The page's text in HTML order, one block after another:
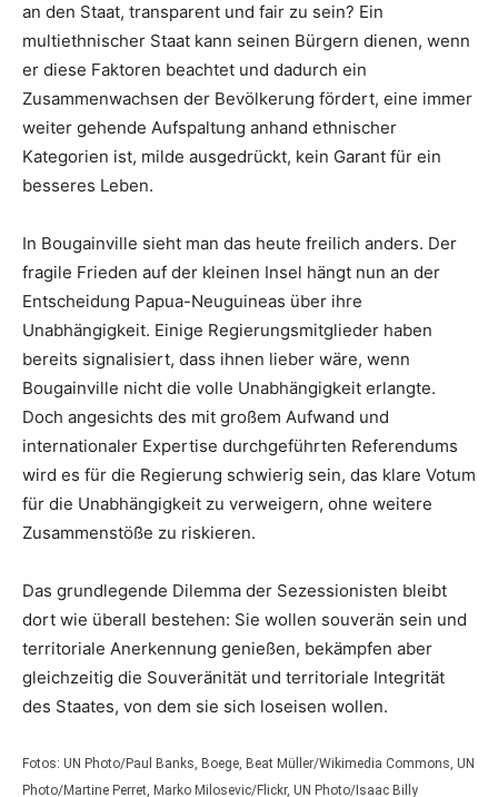
an den Staat, transparent und fair zu sein? Ein
multiethnischer Staat kann seinen Bürgern dienen, wenn
er diese Faktoren beachtet und dadurch ein
Zusammenwachsen der Bevölkerung fördert, eine immer
weiter gehende Aufspaltung anhand ethnischer
Kategorien ist, milde ausgedrückt, kein Garant für ein
besseres Leben.
In Bougainville sieht man das heute freilich anders. Der
fragile Frieden auf der kleinen Insel hängt nun an der
Entscheidung Papua-Neuguineas über ihre
Unabhängigkeit. Einige Regierungsmitglieder haben
bereits signalisiert, dass ihnen lieber wäre, wenn
Bougainville nicht die volle Unabhängigkeit erlangte.
Doch angesichts des mit großem Aufwand und
internationaler Expertise durchgeführten Referendums
wird es für die Regierung schwierig sein, das klare Votum
für die Unabhängigkeit zu verweigern, ohne weitere
Zusammenstöße zu riskieren.
Das grundlegende Dilemma der Sezessionisten bleibt
dort wie überall bestehen: Sie wollen souverän sein und
territoriale Anerkennung genießen, bekämpfen aber
gleichzeitig die Souveränität und territoriale Integrität
des Staates, von dem sie sich loseisen wollen.
Fotos: UN Photo/Paul Banks, Boege, Beat Müller/Wikimedia Commons, UN
Photo/Martine Perret, Marko Milosevic/Flickr, UN Photo/Isaac Billy